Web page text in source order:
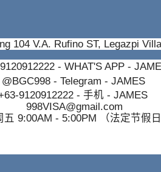
104 V.A. Rufino ST, Legazpi
- WHAT'S APP -
@BGC998 - Telegram - JAMES
9120912222- 手机 - JAMES
998VISA@gmail.com
五 9:00AM - 5:00PM （法定节假